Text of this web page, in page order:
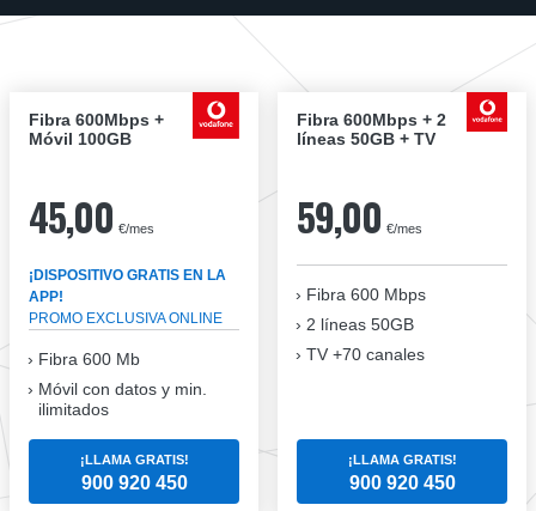
Fibra 600Mbps +
Móvil 100GB
45,00 €/mes
¡DISPOSITIVO GRATIS EN LA
APP!
PROMO EXCLUSIVA ONLINE
Fibra 600 Mb
Móvil con datos y min.
ilimitados
¡LLAMA GRATIS!
900 920 450
Fibra 600Mbps + 2
líneas 50GB + TV
59,00 €/mes
Fibra 600 Mbps
2 líneas 50GB
TV +70 canales
¡LLAMA GRATIS!
900 920 450